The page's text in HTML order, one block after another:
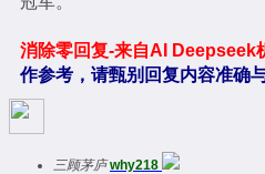
消除零回复-来自AI Deepseek
作参考，请甄别回复内容准确
三顾茅庐 why218